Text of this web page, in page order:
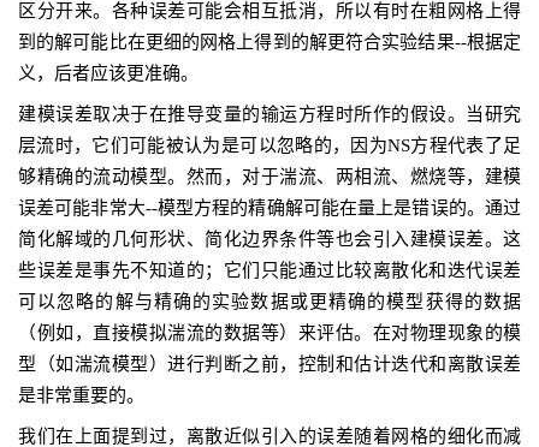
区分开来。各种误差可能会相互抵消，所以有时在粗网格上得
到的解可能比在更细的网格上得到的解更符合实验结果--根据定
义，后者应该更准确。
建模误差取决于在推导变量的输运方程时所作的假设。当研究
层流时，它们可能被认为是可以忽略的，因为NS方程代表了足
够精确的流动模型。然而，对于湍流、两相流、燃烧等，建模
误差可能非常大--模型方程的精确解可能在量上是错误的。通过
简化解域的几何形状、简化边界条件等也会引入建模误差。这
些误差是事先不知道的；它们只能通过比较离散化和迭代误差
可以忽略的解与精确的实验数据或更精确的模型获得的数据
（例如，直接模拟湍流的数据等）来评估。在对物理现象的模
型（如湍流模型）进行判断之前，控制和估计迭代和离散误差
是非常重要的。
我们在上面提到过，离散近似引入的误差随着网格的细化而减